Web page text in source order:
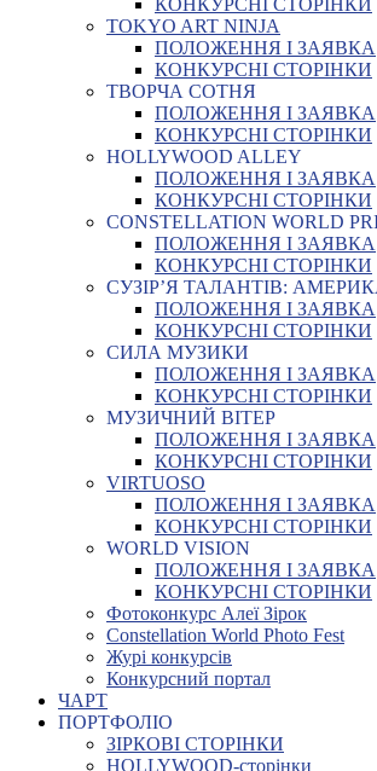
КОНКУРСНІ СТОРІНКИ
TOKYO ART NINJA
ПОЛОЖЕННЯ І ЗАЯВКА
КОНКУРСНІ СТОРІНКИ
ТВОРЧА СОТНЯ
ПОЛОЖЕННЯ І ЗАЯВКА
КОНКУРСНІ СТОРІНКИ
HOLLYWOOD ALLEY
ПОЛОЖЕННЯ І ЗАЯВКА
КОНКУРСНІ СТОРІНКИ
CONSTELLATION WORLD
ПОЛОЖЕННЯ І ЗАЯВКА
КОНКУРСНІ СТОРІНКИ
СУЗІР’Я ТАЛАНТІВ:
ПОЛОЖЕННЯ І ЗАЯВКА
КОНКУРСНІ СТОРІНКИ
СИЛА МУЗИКИ
ПОЛОЖЕННЯ І ЗАЯВКА
КОНКУРСНІ СТОРІНКИ
МУЗИЧНИЙ ВІТЕР
ПОЛОЖЕННЯ І ЗАЯВКА
КОНКУРСНІ СТОРІНКИ
VIRTUOSO
ПОЛОЖЕННЯ І ЗАЯВКА
КОНКУРСНІ СТОРІНКИ
WORLD VISION
ПОЛОЖЕННЯ І ЗАЯВКА
КОНКУРСНІ СТОРІНКИ
Фотоконкурс Алеї Зірок
Constellation World Photo Fest
Журі конкурсів
Конкурсний портал
ЧАРТ
ПОРТФОЛІО
ЗІРКОВІ СТОРІНКИ
HOLLYWOOD-сторінки